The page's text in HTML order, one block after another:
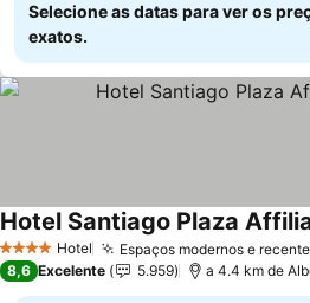
Selecione as datas para ver os
exatos.
4 EstrelasHotel Espaços modernos e
Hotel Santiago Plaza
8,6 Excelente 5.959